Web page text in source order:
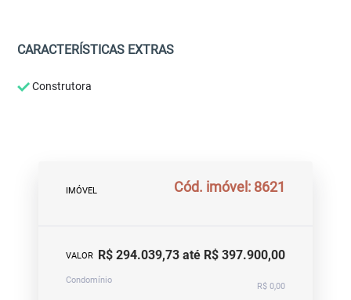
CARACTERÍSTICAS EXTRAS
Construtora
IMÓVEL Cód. imóvel: 8621
VALOR R$ 294.039,73 até R$ 397.900,00
Condomínio
R$ 0,00